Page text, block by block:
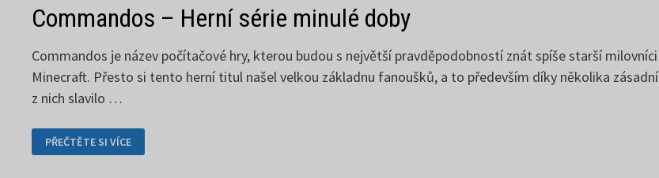
Commandos – Herní série minulé doby
Commandos je název počítačové hry, kterou budou s největší pravděpodobností znát spíše starší
Minecraft. Přesto si tento herní titul našel velkou základnu fanoušků, a to především díky několika
z nich slavilo …
COMMANDOS
–
HERNÍ
PŘEČTĚTE SI VÍCE